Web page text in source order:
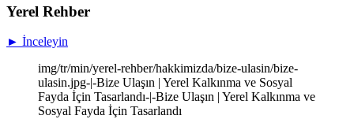
Yerel Rehber
► İnceleyin
img/tr/min/yerel-rehber/hakkimizda/bize-ulasin/bize-
ulasin.jpg-|-Bize Ulaşın | Yerel Kalkınma ve Sosyal
Fayda İçin Tasarlandı-|-Bize Ulaşın | Yerel Kalkınma ve
Sosyal Fayda İçin Tasarlandı